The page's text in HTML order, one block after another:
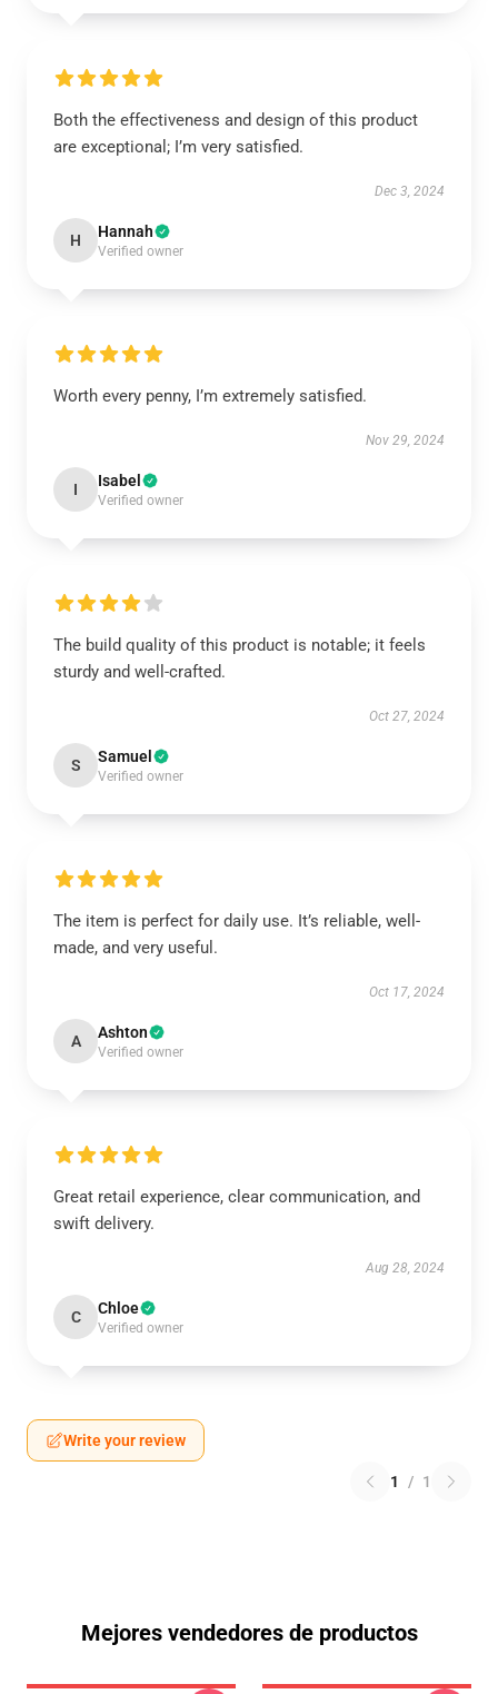
Both the effectiveness and design of this product
are exceptional; I’m very satisfied.
Dec 3, 2024
H Hannah
Verified owner
Worth every penny, I’m extremely satisfied.
Nov 29, 2024
I Isabel
Verified owner
The build quality of this product is notable; it feels
sturdy and well-crafted.
Oct 27, 2024
S Samuel
Verified owner
The item is perfect for daily use. It’s reliable, well-
made, and very useful.
Oct 17, 2024
A Ashton
Verified owner
Great retail experience, clear communication, and
swift delivery.
Aug 28, 2024
C Chloe
Verified owner
Write your review
1 / 1
Mejores vendedores de productos